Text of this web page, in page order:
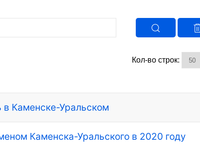
Кол-во строк:
в Каменске-Уральском
Каменска-Уральского в 2020 году